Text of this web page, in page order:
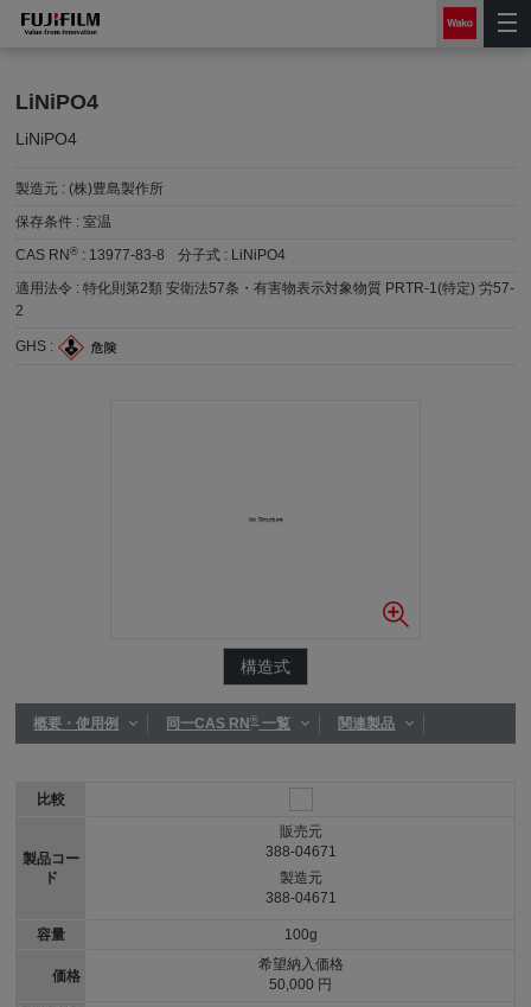
LiNiPO4
LiNiPO4
製造元 :(株)豊島製作所
保存条件 :室温
CAS RN® : 13977-83-8 分子式 : LiNiPO4
適用法令 :特化則第2類 安衛法57条・有害物表示対象物質 PRTR-1(特定) 労57-
2
GHS :
構造式
概要・使用例 同一CAS RN®一覧 関連製品
比較
製品コー
ド
容量
価格
販売元
388-04671
製造元
388-04671
100g
希望納入価格
50,000 円